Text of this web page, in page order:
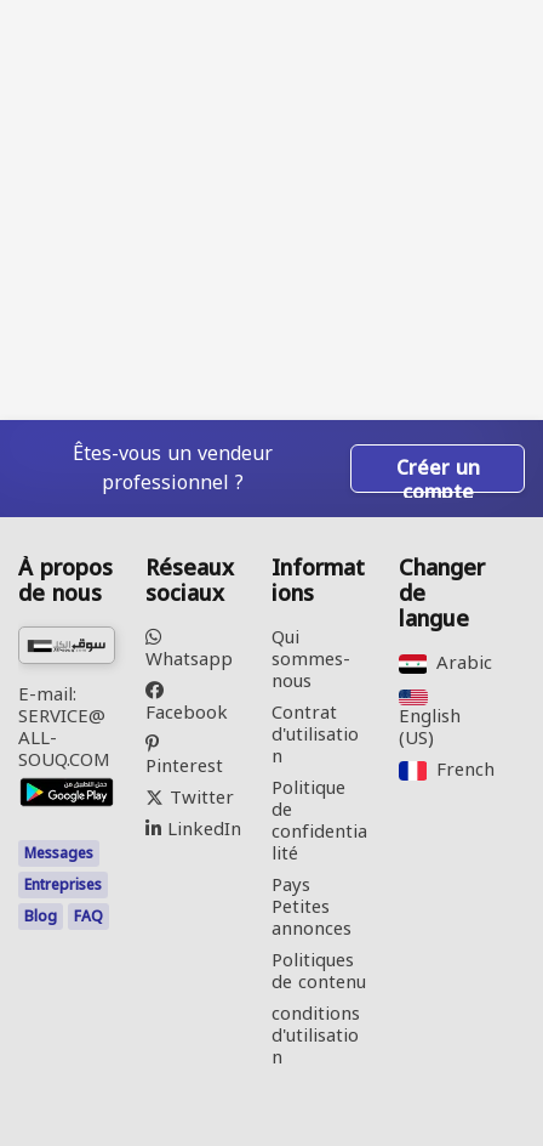
Êtes-vous un vendeur
professionnel ? Créer un
compte
À propos
de nous
E-mail:
SERVICE@
ALL-
SOUQ.COM
Messages
Entreprises
Blog
FAQ
Réseaux
sociaux
Whatsapp
Facebook
Pinterest
Twitter
LinkedIn
Informat
ions
Qui
sommes-
nous
Contrat
d'utilisatio
n
Politique
de
confidentia
lité
Pays
Petites
annonces
Politiques
de contenu
conditions
d'utilisatio
n
Changer
de
langue
Arabic‎
English
(US)‎
French‎